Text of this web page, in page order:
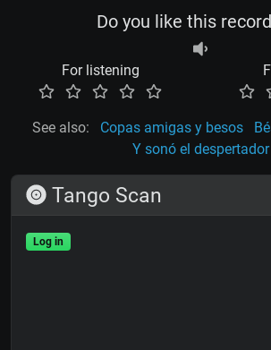
Do you like this
For listening
See also: Copas amigas y besos
Y sonó el despertador
Tango Scan
Log in